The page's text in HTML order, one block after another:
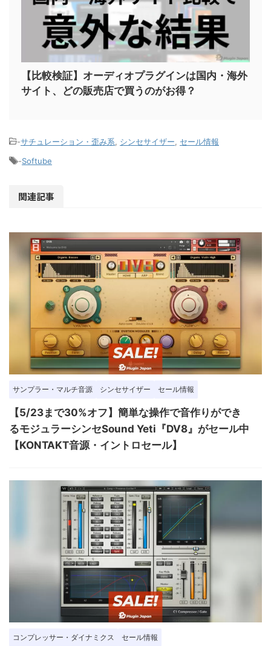
【比較検証】オーディオプラグインは国内・海外
サイト、どの販売店で買うのがお得？
-サチュレーション・歪み系, シンセサイザー, セール情報
-Softube
関連記事
サンプラー・マルチ音源 シンセサイザー セール情報
【5/23まで30%オフ】簡単な操作で音作りができ
るモジュラーシンセSound Yeti『DV8』がセール中
【KONTAKT音源・イントロセール】
コンプレッサー・ダイナミクス セール情報